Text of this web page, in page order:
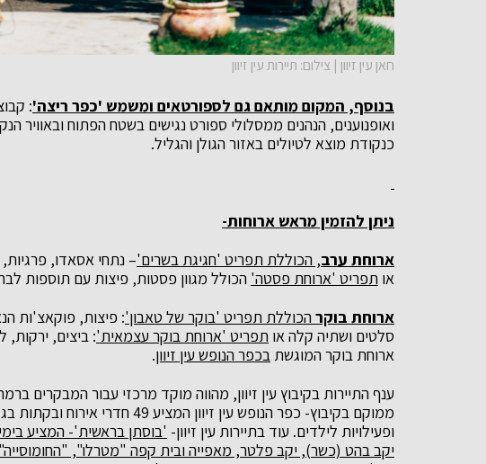
חאן עין זיוון | צילום: תיירות עין זיוון
בנוסף, המקום מותאם גם לספורטאים ומשמש 'כפר ריצה':
ואופנוענים, הנהנים ממסלולי ספורט נגישים בשטח הפתוח
כנקודת מוצא לטיולים באזור הגולן והגליל.
ניתן להזמין מראש ארוחות-
ארוחת ערב, הכוללת תפריט 'חגיגת בשרים'– נתחי אסאדו,
או תפריט 'ארוחת פסטה' הכולל מגוון פסטות, פיצות עם תוספות
ארוחת בוקרהכוללת תפריט 'בוקר של טאבון': פיצות, פוקאצ'ות
סלטים ושתיה קלה או תפריט 'ארוחת בוקר עצמאית': ביצים, ירקות,
ארוחת בוקר המוגשת בכפר הנופש עין זיוון.
ענף התיירות בקיבוץ עין זיוון, מהווה מוקד מרכזי עבור המבקרים
ממוקם בקיבוץ- כפר הנופש עין זיוון
ופעילויות לילדים. עוד בתיירות עין זיוון- 'בוסתן בראשית'- המציע
יקב בהט (כשר), יקב פלטר, מאפייה ובית קפה "מטרלו",